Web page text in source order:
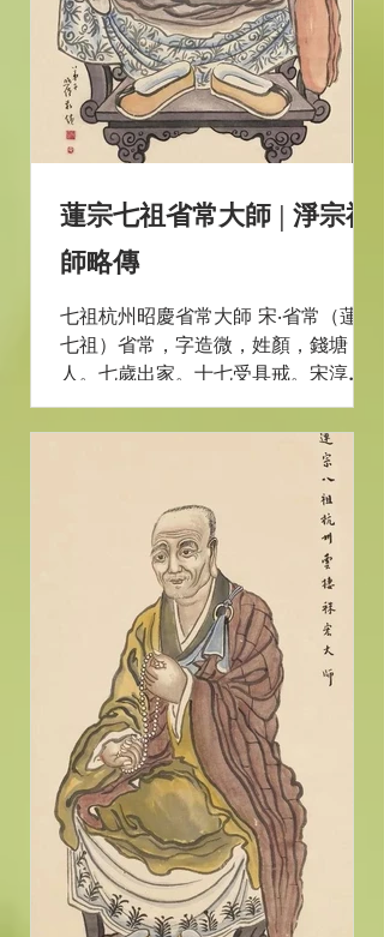
蓮宗七祖省常大師 | 淨宗祖
師略傳
七祖杭州昭慶省常大師 宋‧省常（蓮宗
七祖）省常，字造微，姓顏，錢塘
人。七歲出家。十七受具戒。宋淳化
中，住南昭慶，慕廬山之風，謀結蓮
社。刻無量壽佛像，刺血書華嚴淨行
品，於是易蓮社為淨行社。士夫與會
者，一百二十人，皆稱淨行弟子，王
文正公旦為之首。比丘及千人焉。天
禧四年正月十二日...